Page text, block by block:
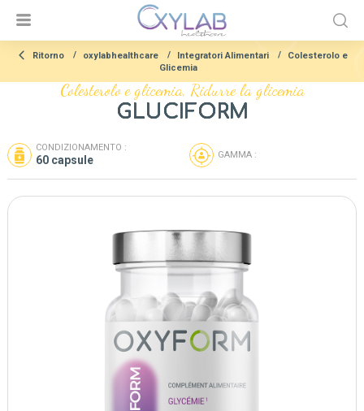
Ritorno oxylabhealthcare Integratori Alimentari
Colesterolo e
Glicemia
Colesterolo e glicemia, Ridurre la glicemia
GLUCIFORM
CONDIZIONAMENTO :
60 capsule GAMMA :